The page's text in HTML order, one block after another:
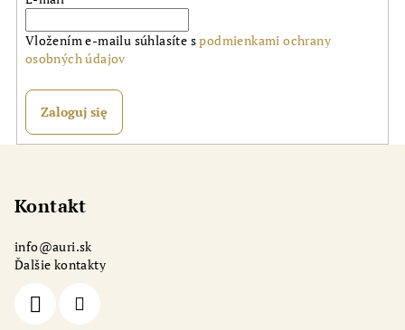
Vložením e-mailu súhlasíte spodmienkami ochrany
osobných údajov
Zaloguj się
Kontakt
info@auri.sk
Ďalšie kontakty